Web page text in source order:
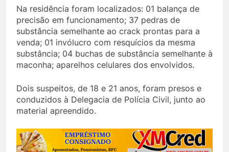
Na residência foram localizados: 01 balança de
precisão em funcionamento; 37 pedras de
substância semelhante ao crack prontas para a
venda; 01 invólucro com resquícios da mesma
substância; 04 buchas de substância semelhante à
maconha; aparelhos celulares dos envolvidos.
Dois suspeitos, de 18 e 21 anos, foram presos e
conduzidos à Delegacia de Polícia Civil, junto ao
material apreendido.